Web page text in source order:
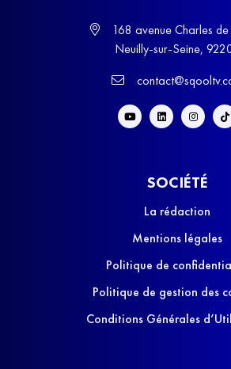
168 avenue Charles
Neuilly-sur-Seine,
SOCIÉTÉ
La rédaction
Mentions légales
Politique de
Politique de gestion des
Conditions Générales